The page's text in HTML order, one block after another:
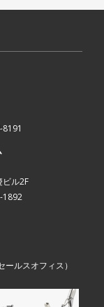
ビル2F
1892
ールスオフィス）